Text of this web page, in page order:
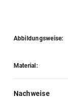
Abbildungsweise:
Material:
Nachweise